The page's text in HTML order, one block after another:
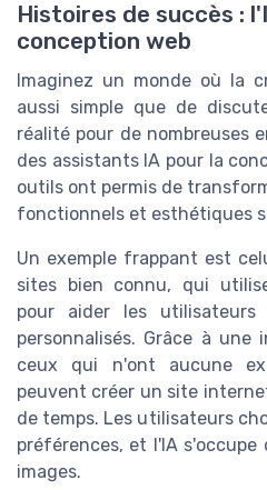
Histoires de succès :
conception web
Imaginez un monde où la
aussi simple que de
réalité pour de nombreuses
des assistants IA pour la
outils ont permis de
fonctionnels et esthétiques
Un exemple frappant est
sites bien connu, qui
pour aider les
personnalisés. Grâce à
ceux qui n'ont aucune
peuvent créer un site
de temps. Les utilisateurs
préférences, et l'IA
images.